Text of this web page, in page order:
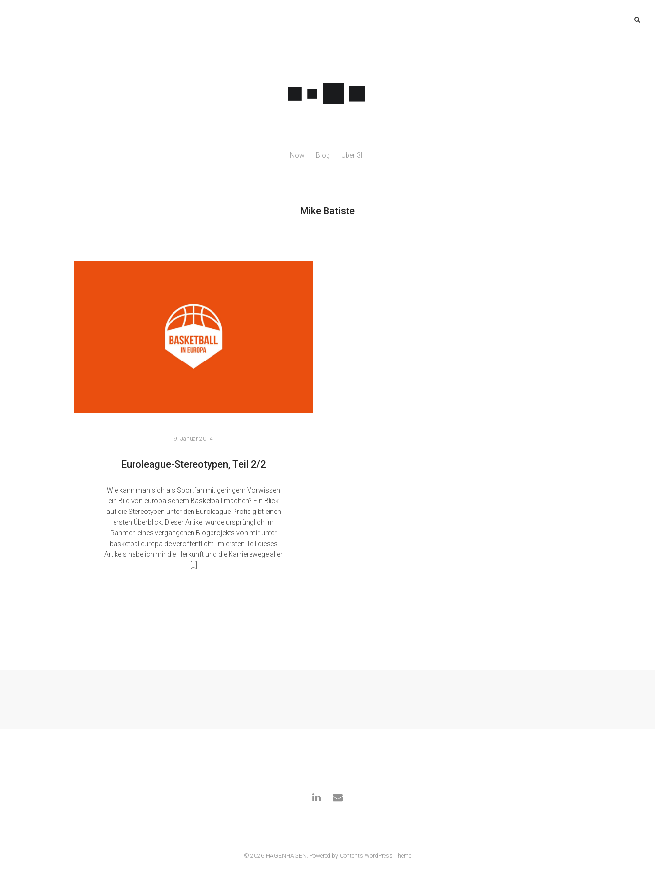
Now Blog Über 3H
Mike Batiste
9. Januar 2014
Euroleague-Stereotypen, Teil 2/2
Wie kann man sich als Sportfan mit geringem Vorwissen
ein Bild von europäischem Basketball machen? Ein Blick
auf die Stereotypen unter den Euroleague-Profis gibt einen
ersten Überblick. Dieser Artikel wurde ursprünglich im
Rahmen eines vergangenen Blogprojekts von mir unter
basketballeuropa.de veröffentlicht. Im ersten Teil dieses
Artikels habe ich mir die Herkunft und die Karrierewege aller
© 2026 HAGENHAGEN. Powered by Contents WordPress Theme